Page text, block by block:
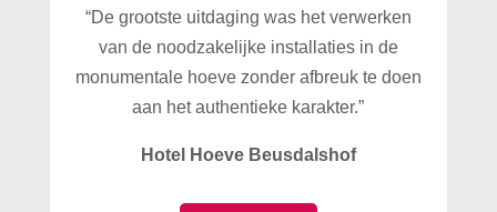
“De grootste uitdaging was het verwerken
van de noodzakelijke installaties in de
monumentale hoeve zonder afbreuk te doen
aan het authentieke karakter.”
Hotel Hoeve Beusdalshof